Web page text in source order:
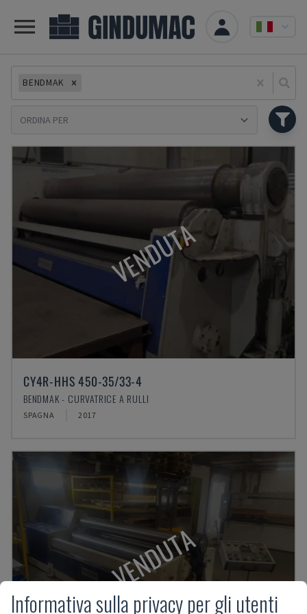
BENDMAK
VENDUTA
CY4R-HHS 450-35/33-4
BENDMAK - CURVATRICE A RULLI
SPAGNA 2017
VENDUTA
Informativa sulla privacy per gli utenti